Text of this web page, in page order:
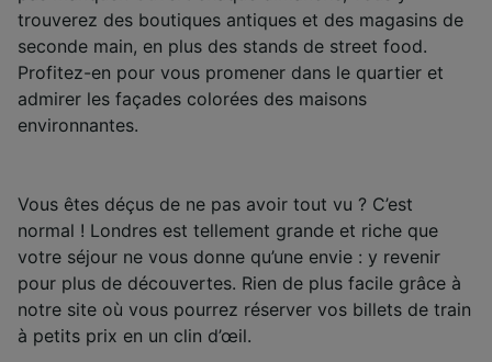
trouverez des boutiques antiques et des magasins de
seconde main, en plus des stands de street food.
Profitez-en pour vous promener dans le quartier et
admirer les façades colorées des maisons
environnantes.
Vous êtes déçus de ne pas avoir tout vu ? C’est
normal ! Londres est tellement grande et riche que
votre séjour ne vous donne qu’une envie : y revenir
pour plus de découvertes. Rien de plus facile grâce à
notre site où vous pourrez réserver vos billets de train
à petits prix en un clin d’œil.